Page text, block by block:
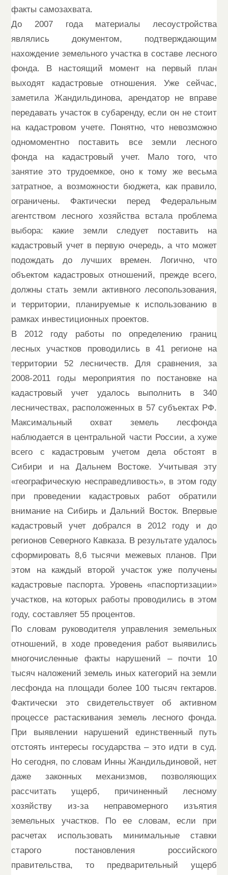
факты самозахвата.
До 2007 года материалы лесоустройства
являлись документом, подтверждающим
нахождение земельного участка в составе лесного
фонда. В настоящий момент на первый план
выходят кадастровые отношения. Уже сейчас,
заметила Жандильдинова, арендатор не вправе
передавать участок в субаренду, если он не стоит
на кадастровом учете. Понятно, что невозможно
одномоментно поставить все земли лесного
фонда на кадастровый учет. Мало того, что
занятие это трудоемкое, оно к тому же весьма
затратное, а возможности бюджета, как правило,
ограничены. Фактически перед Федеральным
агентством лесного хозяйства встала проблема
выбора: какие земли следует поставить на
кадастровый учет в первую очередь, а что может
подождать до лучших времен. Логично, что
объектом кадастровых отношений, прежде всего,
должны стать земли активного лесопользования,
и территории, планируемые к использованию в
рамках инвестиционных проектов.
В 2012 году работы по определению границ
лесных участков проводились в 41 регионе на
территории 52 лесничеств. Для сравнения, за
2008-2011 годы мероприятия по постановке на
кадастровый учет удалось выполнить в 340
лесничествах, расположенных в 57 субъектах РФ.
Максимальный охват земель лесфонда
наблюдается в центральной части России, а хуже
всего с кадастровым учетом дела обстоят в
Сибири и на Дальнем Востоке. Учитывая эту
«географическую несправедливость», в этом году
при проведении кадастровых работ обратили
внимание на Сибирь и Дальний Восток. Впервые
кадастровый учет добрался в 2012 году и до
регионов Северного Кавказа. В результате удалось
сформировать 8,6 тысячи межевых планов. При
этом на каждый второй участок уже получены
кадастровые паспорта. Уровень «паспортизации»
участков, на которых работы проводились в этом
году, составляет 55 процентов.
По словам руководителя управления земельных
отношений, в ходе проведения работ выявились
многочисленные факты нарушений – почти 10
тысяч наложений земель иных категорий на земли
лесфонда на площади более 100 тысяч гектаров.
Фактически это свидетельствует об активном
процессе растаскивания земель лесного фонда.
При выявлении нарушений единственный путь
отстоять интересы государства – это идти в суд.
Но сегодня, по словам Инны Жандильдиновой, нет
даже законных механизмов, позволяющих
рассчитать ущерб, причиненный лесному
хозяйству из-за неправомерного изъятия
земельных участков. По ее словам, если при
расчетах использовать минимальные ставки
старого постановления российского
правительства, то предварительный ущерб